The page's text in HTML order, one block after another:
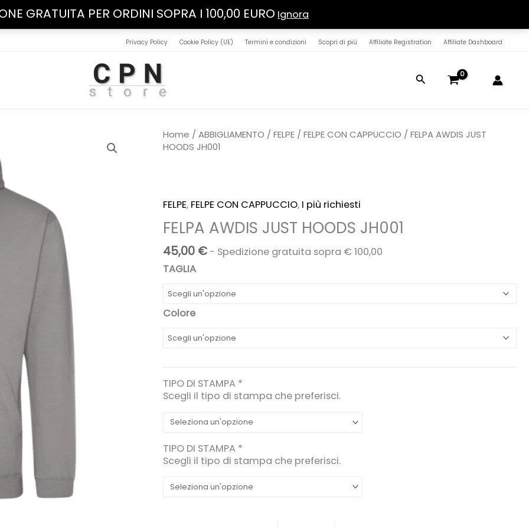
GRATUITA PER ORDINI SOPRA I 100,00 EURO Ignora
Privacy Policy Cookie Policy (UE) Termini e condizioni Scopri di più Affiliate Registration Affiliate Dashboard
Cerca
Home /ABBIGLIAMENTO /FELPE /FELPE CON CAPPUCCIO / FELPA AWDIS JUST
HOODS JH001
FELPE, FELPE CON CAPPUCCIO, I più richiesti
FELPA AWDIS JUST HOODS JH001
45,00 € - Spedizione gratuita sopra € 100,00
TAGLIA
Colore
TIPO DI STAMPA *
Scegli il tipo di stampa che preferisci.
TIPO DI STAMPA *
Scegli il tipo di stampa che preferisci.